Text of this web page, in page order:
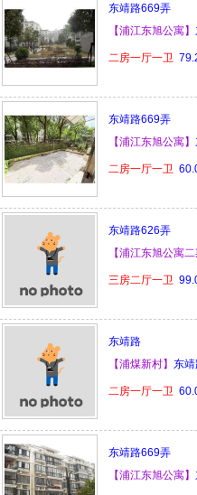
东靖路669弄
【浦江东旭公寓】
二房一厅一卫
东靖路669弄
【浦江东旭公寓】
二房一厅一卫
东靖路626弄
【浦江东旭公寓二
三房二厅一卫
东靖路
【浦煤新村】 东
二房一厅一卫
东靖路669弄
【浦江东旭公寓】